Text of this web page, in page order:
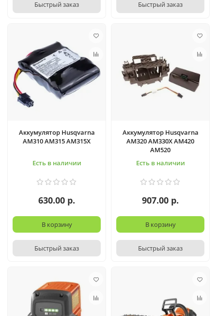
Быстрый заказ Быстрый заказ
Аккумулятор Husqvarna
AM310 AM315 AM315X
Есть в наличии
630.00 р.
В корзину
Быстрый заказ
Аккумулятор Husqvarna
AM320 AM330X AM420
AM520
Есть в наличии
907.00 р.
В корзину
Быстрый заказ